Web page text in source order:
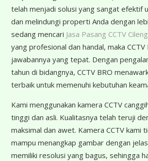
telah menjadi solusi yang sangat efektif
dan melindungi properti Anda dengan
sedang mencari Jasa Pasang CCTV
yang profesional dan handal, maka CCTV
jawabannya yang tepat. Dengan
tahun di bidangnya, CCTV BRO
terbaik untuk memenuhi kebutuhan
Kami menggunakan kamera CCTV
tinggi dan asli. Kualitasnya telah teruji
maksimal dan awet. Kamera CCTV kami
mampu menangkap gambar dengan
memiliki resolusi yang bagus, sehingga